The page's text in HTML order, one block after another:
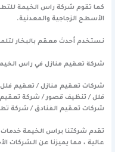
كما تقوم شركة راس الخيمة
الأسطح الزجاجية والمعدنية.
نستخدم أحدث معقم بالبخار
شركة تعقيم منازل في راس
شركات تعقيم منازل / تعقيم
فلل / تنظيف قصور / شركة
شركات تعقيم الفنادق / شركة
تقدم شركتنا براس الخيمة خدمات
عالية ، مما يميزنا عن الشركات